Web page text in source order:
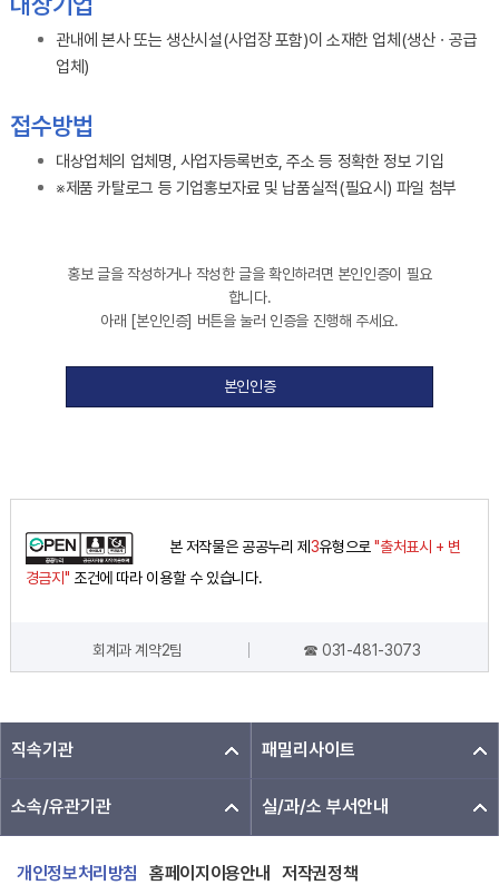
관내에 본사 또는 생산시설(사업장 포함)이 소재한 업체(생산ㆍ공급
업체)
접수방법
대상업체의 업체명, 사업자등록번호, 주소 등 정확한 정보 기입
※제품 카탈로그 등 기업홍보자료 및 납품실적(필요시) 파일 첨부
홍보 글을 작성하거나 작성한 글을 확인하려면 본인인증이 필요
합니다.
아래 [본인인증] 버튼을 눌러 인증을 진행해 주세요.
본인인증
본 저작물은 공공누리 제 3유형으로"출처표시 + 변
경금지" 조건에 따라 이용할 수 있습니다.
회계과 계약2팀 ☎ 031-481-3073
직속기관 패밀리사이트
소속/유관기관 실/과/소 부서안내
개인정보처리방침 홈페이지이용안내
저작권정책